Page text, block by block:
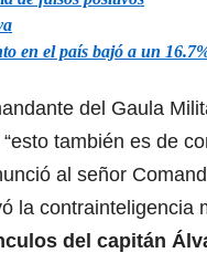
en el país bajó a un
del Gaula
también es de
al señor
la contrainteligencia
del capitán